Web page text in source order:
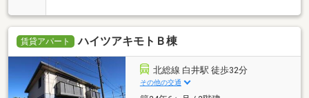
賃貸アパート ハイツアキモトＢ棟
北総線 白井駅 徒歩32分
その他の交通